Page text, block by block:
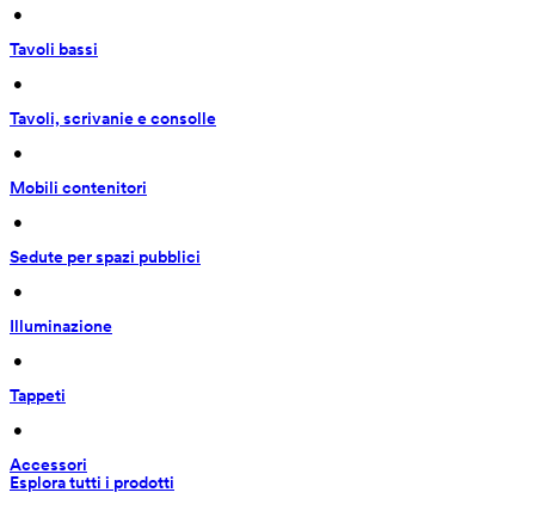
•
Tavoli bassi
•
Tavoli, scrivanie e consolle
•
Mobili contenitori
•
Sedute per spazi pubblici
•
Illuminazione
•
Tappeti
•
Accessori
Esplora tutti i prodotti